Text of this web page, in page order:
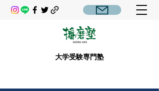
大学受験専門塾